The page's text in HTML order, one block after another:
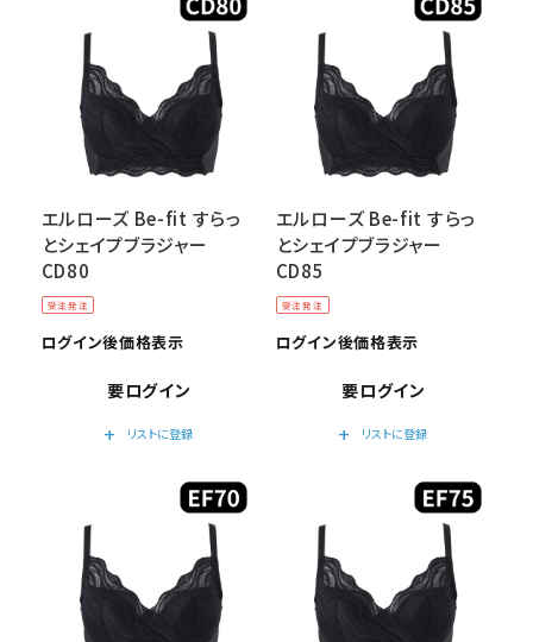
受注発注
エルローズ Be-fit すらっ
とシェイプブラジャー
CD80
ログイン後価格表示
要ログイン
add
リストに登録
受注発注
エルローズ Be-fit すらっ
とシェイプブラジャー
CD85
ログイン後価格表示
要ログイン
add
リストに登録